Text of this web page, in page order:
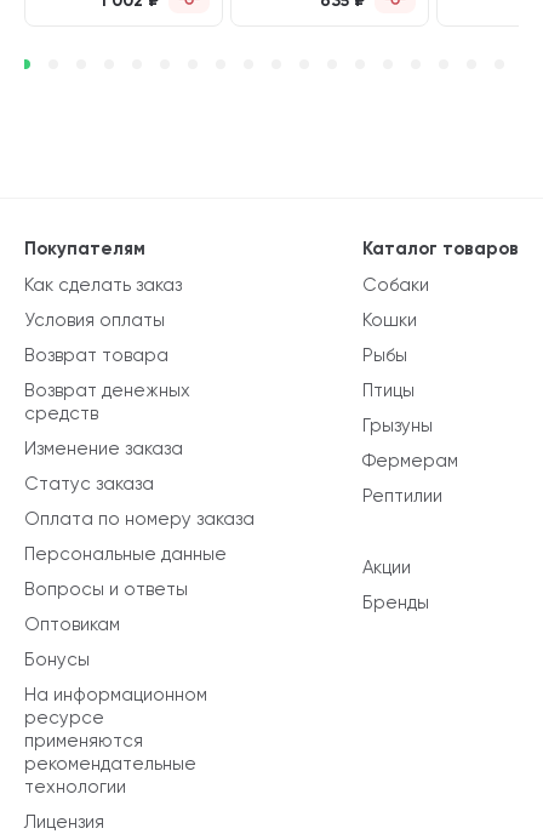
Каталог товаров
Собаки
Кошки
Рыбы
Птицы
Грызуны
Фермерам
Рептилии
Акции
Бренды
Покупателям
Как сделать заказ
Условия оплаты
Возврат товара
Возврат денежных
средств
Изменение заказа
Статус заказа
Оплата по номеру заказа
Персональные данные
Вопросы и ответы
Оптовикам
Бонусы
На информационном
ресурсе
применяются
рекомендательные
технологии
Лицензия